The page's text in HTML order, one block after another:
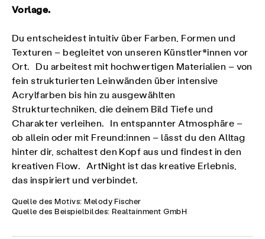
Vorlage.
Du entscheidest intuitiv über Farben, Formen und
Texturen – begleitet von unseren Künstler*innen vor
Ort. Du arbeitest mit hochwertigen Materialien – von
fein strukturierten Leinwänden über intensive
Acrylfarben bis hin zu ausgewählten
Strukturtechniken, die deinem Bild Tiefe und
Charakter verleihen. In entspannter Atmosphäre –
ob allein oder mit Freund:innen – lässt du den Alltag
hinter dir, schaltest den Kopf aus und findest in den
kreativen Flow. ArtNight ist das kreative Erlebnis,
das inspiriert und verbindet.
Quelle des Motivs: Melody Fischer
Quelle des Beispielbildes: Realtainment GmbH